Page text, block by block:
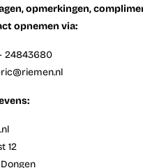
opmerkingen,
opnemen via:
24843680
12
Dongen